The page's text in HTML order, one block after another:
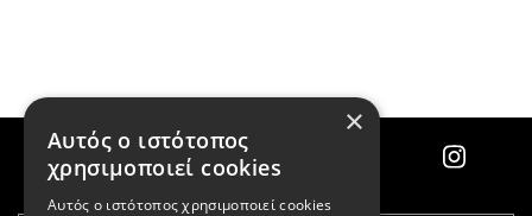
×
Αυτός ο ιστότοπος
χρησιμοποιεί cookies
Αυτός ο ιστότοπος χρησιμοποιεί cookies